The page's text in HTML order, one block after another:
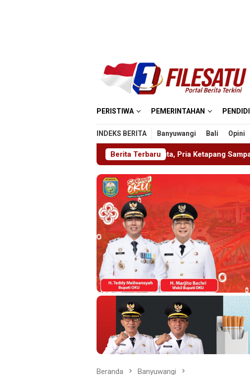
PERISTIWA PEMERINTAHAN
INDEKS BERITA Banyuwangi Bali Opini
Berita Terbaru
Utang Rp300 Juta, Pria Ketapang Sampang Diselamatkan Polisi
Beranda Banyuwangi